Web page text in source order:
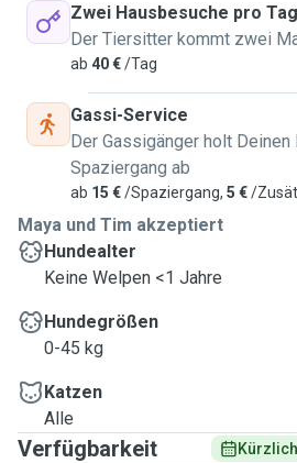
Da wir kein Auto haben wäre es gut
den Öffis fahren können, besonders
unter der woche ist.
Bei weiteren Fragen zu uns gerne
freuen uns von euch zu hören
Liebe Grüße
Maya und Tim
Zwei Hausbesuche pro Tag
Der Tiersitter kommt zwei
ab 40 €/Tag
Gassi-Service
Der Gassigänger holt Deinen
Spaziergang ab
ab 15 €/Spaziergang, 5 €/
Maya und Tim akzeptiert
Hundealter
Keine Welpen <1 Jahre
Hundegrößen
0-45 kg
Katzen
Alle
Verfügbarkeit